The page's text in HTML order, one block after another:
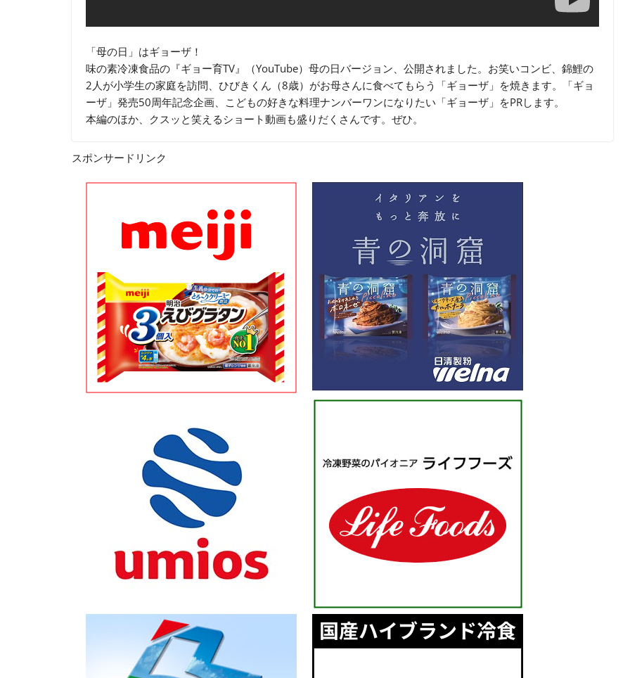
「母の日」はギョーザ！
味の素冷凍食品の『ギョー育TV』（YouTube）母の日バージョン、公開されました。お笑いコンビ、錦鯉の
2人が小学生の家庭を訪問、ひびきくん（8歳）がお母さんに食べてもらう「ギョーザ」を焼きます。「ギョ
ーザ」発売50周年記念企画、こどもの好きな料理ナンバーワンになりたい「ギョーザ」をPRします。
本編のほか、クスッと笑えるショート動画も盛りだくさんです。ぜひ。
スポンサードリンク